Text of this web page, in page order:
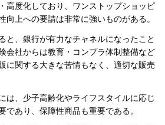
高度化しており、ワンストップショッピ
向上への要請は非常に強いものがある。
と、銀行が有力なチャネルになったこと
会社からは教育・コンプラ体制整備など
に関する大きな苦情もなく、適切な販売
は、少子高齢化やライフスタイルに応じ
であり、保障性商品も重要である。